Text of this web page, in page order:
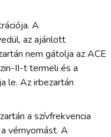
A
az ajánlott
nem gátolja az ACE
II-t termeli és a
le. Az irbezartán
a szívfrekvencia
vérnyomást. A